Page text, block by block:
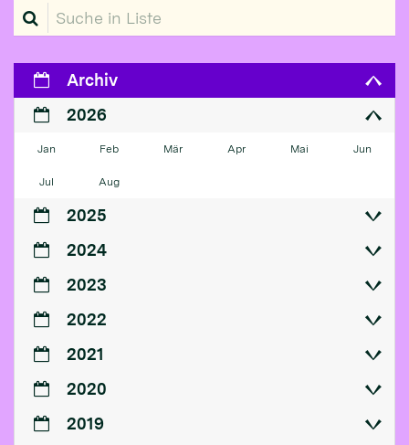
Suche in Liste
Archiv
2026
Jan Feb Mär Apr Mai Jun
Jul Aug
2025
2024
2023
2022
2021
2020
2019